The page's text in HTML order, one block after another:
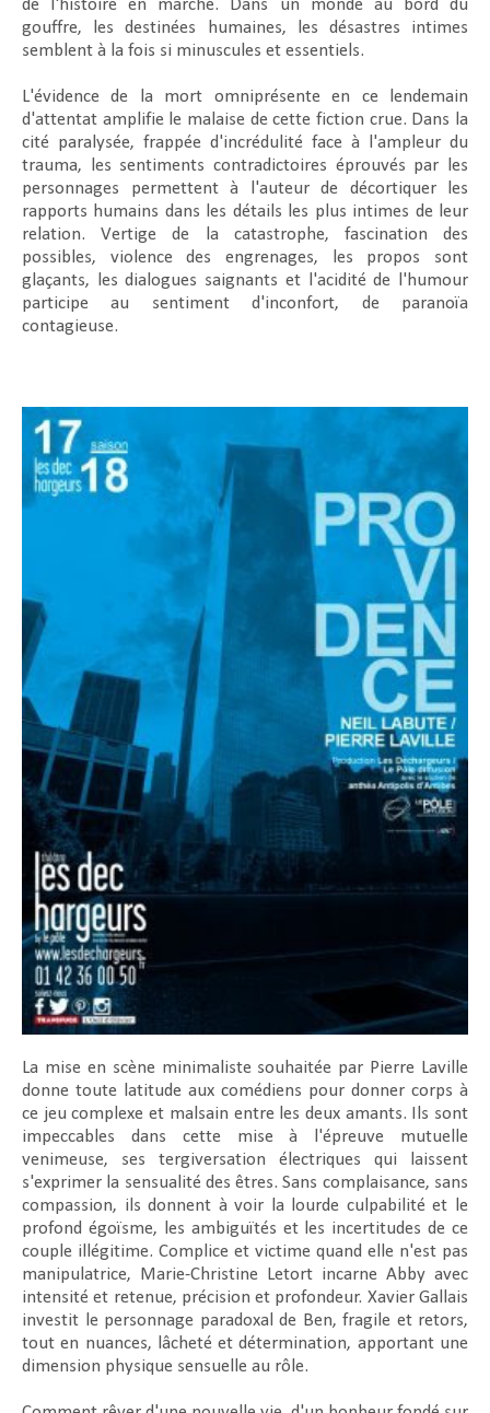
de l'histoire en marche. Dans un monde au bord du
gouffre, les destinées humaines, les désastres intimes
semblent à la fois si minuscules et essentiels.
L'évidence de la mort omniprésente en ce lendemain
d'attentat amplifie le malaise de cette fiction crue. Dans la
cité paralysée, frappée d'incrédulité face à l'ampleur du
trauma, les sentiments contradictoires éprouvés par les
personnages permettent à l'auteur de décortiquer les
rapports humains dans les détails les plus intimes de leur
relation. Vertige de la catastrophe, fascination des
possibles, violence des engrenages, les propos sont
glaçants, les dialogues saignants et l'acidité de l'humour
participe au sentiment d'inconfort, de paranoïa
contagieuse.
La mise en scène minimaliste souhaitée par Pierre Laville
donne toute latitude aux comédiens pour donner corps à
ce jeu complexe et malsain entre les deux amants. Ils sont
impeccables dans cette mise à l'épreuve mutuelle
venimeuse, ses tergiversation électriques qui laissent
s'exprimer la sensualité des êtres. Sans complaisance, sans
compassion, ils donnent à voir la lourde culpabilité et le
profond égoïsme, les ambiguïtés et les incertitudes de ce
couple illégitime. Complice et victime quand elle n'est pas
manipulatrice, Marie-Christine Letort incarne Abby avec
intensité et retenue, précision et profondeur. Xavier Gallais
investit le personnage paradoxal de Ben, fragile et retors,
tout en nuances, lâcheté et détermination, apportant une
dimension physique sensuelle au rôle.